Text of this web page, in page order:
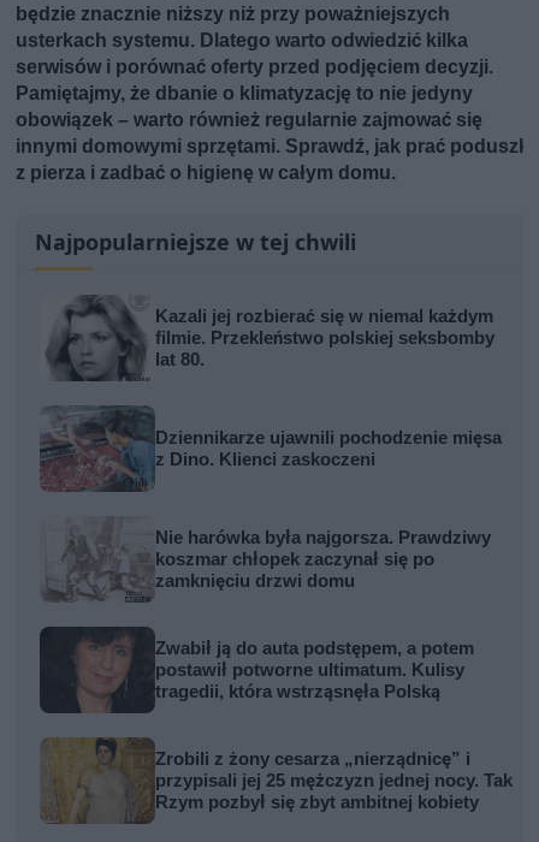
będzie znacznie niższy niż przy poważniejszych
usterkach systemu. Dlatego warto odwiedzić kilka
serwisów i porównać oferty przed podjęciem decyzji.
Pamiętajmy, że dbanie o klimatyzację to nie jedyny
obowiązek – warto również regularnie zajmować się
innymi domowymi sprzętami. Sprawdź, jak prać poduszki
z pierza i zadbać o higienę w całym domu.
Najpopularniejsze w tej chwili
Kazali jej rozbierać się w niemal każdym
filmie. Przekleństwo polskiej seksbomby
lat 80.
Dziennikarze ujawnili pochodzenie mięsa
z Dino. Klienci zaskoczeni
Nie harówka była najgorsza. Prawdziwy
koszmar chłopek zaczynał się po
zamknięciu drzwi domu
Zwabił ją do auta podstępem, a potem
postawił potworne ultimatum. Kulisy
tragedii, która wstrząsnęła Polską
Zrobili z żony cesarza „nierządnicę” i
przypisali jej 25 mężczyzn jednej nocy. Tak
Rzym pozbył się zbyt ambitnej kobiety